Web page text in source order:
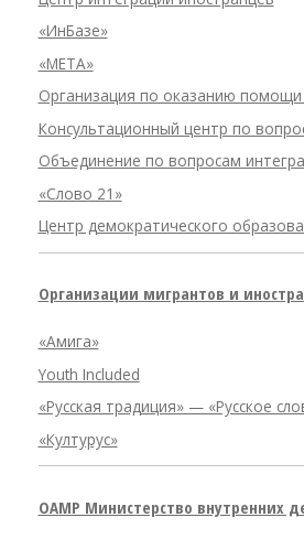
«ИнБазе»
«META»
Организация по оказанию
Консультационный центр по
Объединение по вопросам
«Слово 21»
Центр демократического
Организации мигрантов и
«Амига»
Youth Included
«Русская традиция» — «Русское
«Културус»
OAMP Министерство внутренних